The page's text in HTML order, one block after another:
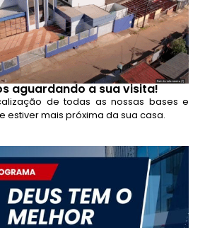
aguardando a sua visita!
de todas as nossas bases e
estiver mais próxima da sua casa.